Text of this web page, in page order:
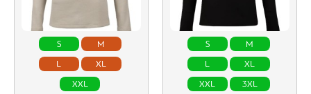
S M
L XL
XXL
S M
L XL
XXL 3XL